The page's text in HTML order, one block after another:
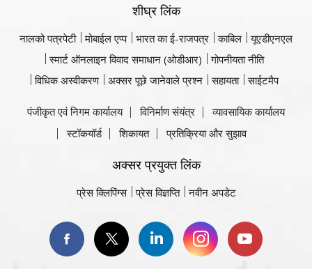
शीघ्र लिंक
नालको पत्रपेटी मोबाईल एप्प भारत का ई-राजपत्र काबिल
यूएडीएनएल
स्मार्ट ऑनलाइन विवाद समाधान (ओडीआर)
गोपनीयता नीति
विधिक अस्वीकरण
अक्सर पूछे जानेवाले प्रश्न सहायता साईटमैप
पंजीकृत एवं निगम कार्यालय विनिर्माण संयंत्र
व्यावसायिक कार्यालय
स्टॉकयॉर्ड
शिकायत प्रतिक्रिया और सुझाव
अक्सर प्रयुक्त लिंक
प्रेस क्लिपिंग्स प्रेस विज्ञप्ति नवीन अपडेट